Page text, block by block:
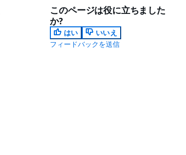
このページは役に立ちました
か?
はい
いいえ
フィードバックを送信